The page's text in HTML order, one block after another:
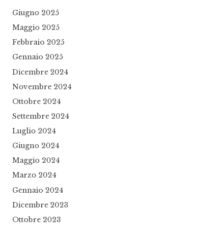
Giugno 2025
Maggio 2025
Febbraio 2025
Gennaio 2025
Dicembre 2024
Novembre 2024
Ottobre 2024
Settembre 2024
Luglio 2024
Giugno 2024
Maggio 2024
Marzo 2024
Gennaio 2024
Dicembre 2023
Ottobre 2023